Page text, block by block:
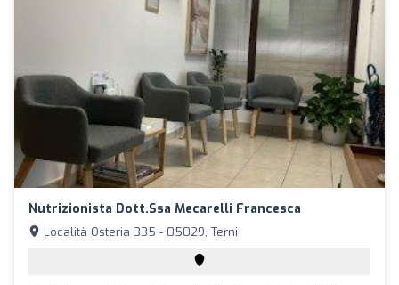
Nutrizionista Dott.ssa Mecarelli Francesca
Località Osteria 335 - 05029, Terni